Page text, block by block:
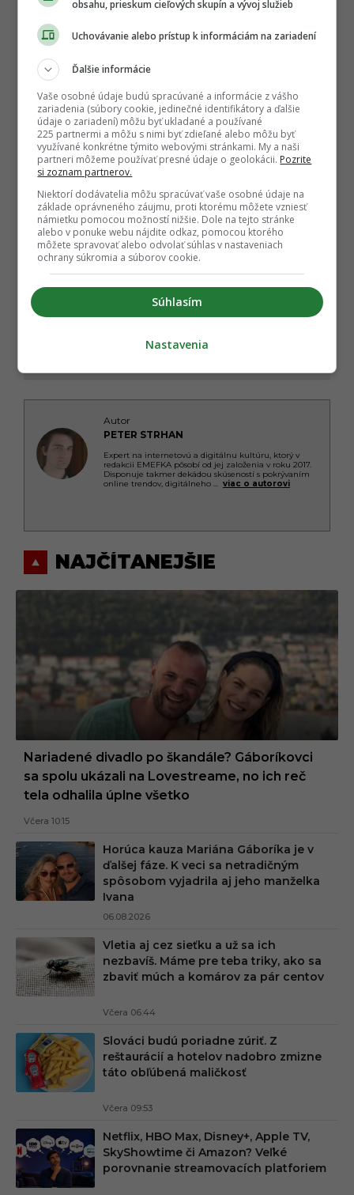
Autor
PETER STRHAN
Expert na internetovú a digitálnu kultúru, ktorý v
redakcii EMEFKA pôsobí od jej založenia v roku 2017.
Disponuje takmer dekádou skúseností s pokrývaním
online trendov, digitálneho
viac o autorovi
NAJČÍTANEJŠIE
Nariadené divadlo po škandále? Gáboríkovci
sa spolu ukázali na Lovestreame, no ich reč
tela odhalila úplne všetko
Včera 10:15
Horúca kauza Mariána Gáboríka je v
ďalšej fáze. K veci sa netradičným
spôsobom vyjadrila aj jeho manželka
Ivana
06.08.2026
Vletia aj cez sieťku a už sa ich
nezbavíš. Máme pre teba triky, ako sa
zbaviť múch a komárov za pár centov
Včera 06:44
Slováci budú poriadne zúriť. Z
reštaurácií a hotelov nadobro zmizne
táto obľúbená maličkosť
Včera 09:53
Netflix, HBO Max, Disney+, Apple TV,
SkyShowtime či Amazon? Veľké
porovnanie streamovacích platforiem
obsahu, prieskum cieľových skupín a vývoj služieb
Uchovávanie alebo prístup k informáciám na zariadení
Ďalšie informácie
Vaše osobné údaje budú spracúvané a informácie z vášho
zariadenia (súbory cookie, jedinečné identifikátory a ďalšie
údaje o zariadení) môžu byť ukladané a používané
225 partnermi a môžu s nimi byť zdieľané alebo môžu byť
využívané konkrétne týmito webovými stránkami. My a naši
partneri môžeme používať presné údaje o geolokácii. Pozrite
si zoznam partnerov.
Niektorí dodávatelia môžu spracúvať vaše osobné údaje na
základe oprávneného záujmu, proti ktorému môžete vzniesť
námietku pomocou možností nižšie. Dole na tejto stránke
alebo v ponuke webu nájdite odkaz, pomocou ktorého
môžete spravovať alebo odvolať súhlas v nastaveniach
ochrany súkromia a súborov cookie.
Súhlasím
Nastavenia